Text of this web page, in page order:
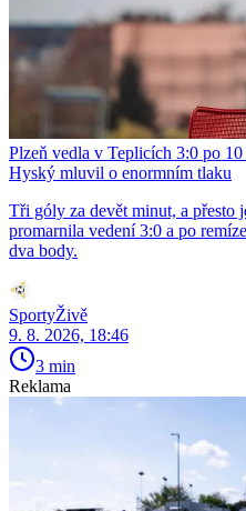
Plzeň vedla v Teplicích 3:0 po
Hyský mluvil o enormním tlaku
Tři góly za devět minut, a přesto
promarnila vedení 3:0 a po
dva body.
SportyŽivě
9. 8. 2026, 18:46
3 min
Reklama